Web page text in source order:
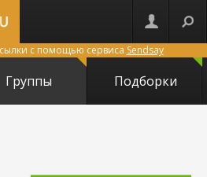
с помощью сервиса Sendsay
Группы Подборки